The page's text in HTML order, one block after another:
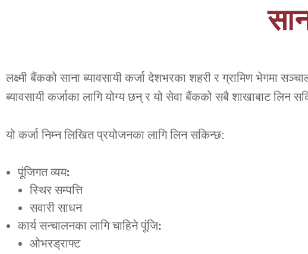
लक्ष्मी बैंकको साना ब्यावसायी कर्जा देशभरका शहरी र ग्रामिण भेगमा
ब्यावसायी कर्जाका लागि योग्य छन् र यो सेवा बैंकको सबै शाखाबाट लिन
यो कर्जा निम्न लिखित प्रयोजनका लागि लिन सकिन्छ:
पूंजिगत व्यय:
स्थिर सम्पत्ति
सवारी साधन
कार्य सन्चालनका लागि चाहिने पूंजि:
ओभरड्राफ्ट